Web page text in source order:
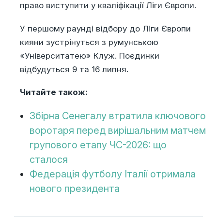
право виступити у кваліфікації Ліги Європи.
У першому раунді відбору до Ліги Європи
кияни зустрінуться з румунською
«Університатею» Клуж. Поєдинки
відбудуться 9 та 16 липня.
Читайте також:
Збірна Сенегалу втратила ключового
воротаря перед вирішальним матчем
групового етапу ЧС-2026: що
сталося
Федерація футболу Італії отримала
нового президента